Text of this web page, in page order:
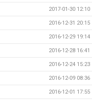
2017-01-30 12:10
2016-12-31 20:15
2016-12-29 19:14
2016-12-28 16:41
2016-12-24 15:23
2016-12-09 08:36
2016-12-01 17:55